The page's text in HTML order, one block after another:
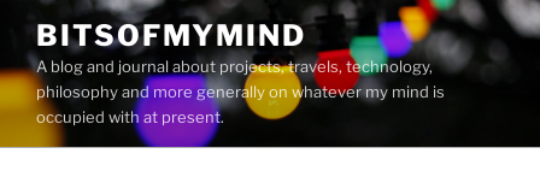
content
BITSOFMYMIND
A blog and journal about projects, travels, technology,
philosophy and more generally on whatever my mind is
occupied with at present.